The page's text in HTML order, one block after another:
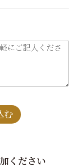
ください